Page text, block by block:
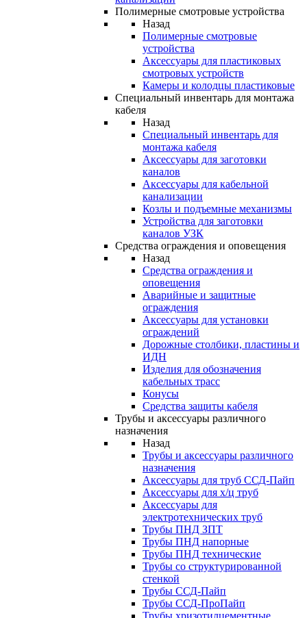
Полимерные смотровые устройства
Назад
Полимерные смотровые
устройства
Аксессуары для пластиковых
смотровых устройств
Камеры и колодцы пластиковые
Специальный инвентарь для монтажа
кабеля
Назад
Специальный инвентарь для
монтажа кабеля
Аксессуары для заготовки
каналов
Аксессуары для кабельной
канализации
Козлы и подъемные механизмы
Устройства для заготовки
каналов УЗК
Средства ограждения и оповещения
Назад
Средства ограждения и
оповещения
Аварийные и защитные
ограждения
Аксессуары для установки
ограждений
Дорожные столбики, пластины и
ИДН
Изделия для обозначения
кабельных трасс
Конусы
Средства защиты кабеля
Трубы и аксессуары различного
назначения
Назад
Трубы и аксессуары различного
назначения
Аксессуары для труб ССД-Пайп
Аксессуары для х/ц труб
Аксессуары для
электротехнических труб
Трубы ПНД ЗПТ
Трубы ПНД напорные
Трубы ПНД технические
Трубы со структурированной
стенкой
Трубы ССД-Пайп
Трубы ССД-ПроПайп
Трубы хризотилцементные